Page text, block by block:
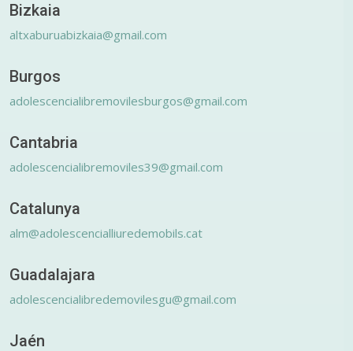
Bizkaia
altxaburuabizkaia@gmail.com
Burgos
adolescencialibremovilesburgos@gmail.com
Cantabria
adolescencialibremoviles39@gmail.com
Catalunya
alm@adolescencialliuredemobils.cat
Guadalajara
adolescencialibredemovilesgu@gmail.com
Jaén